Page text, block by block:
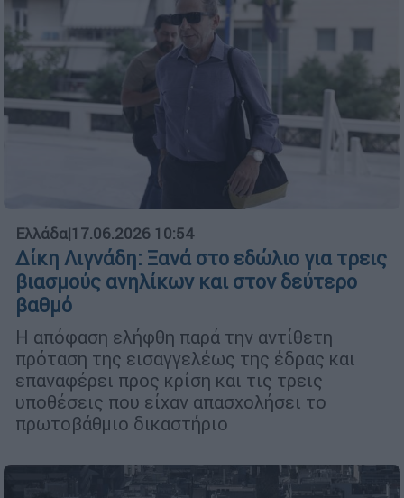
Ελλάδα|17.06.2026 10:54
Δίκη Λιγνάδη: Ξανά στο εδώλιο για τρεις
βιασμούς ανηλίκων και στον δεύτερο
βαθμό
Η απόφαση ελήφθη παρά την αντίθετη
πρόταση της εισαγγελέως της έδρας και
επαναφέρει προς κρίση και τις τρεις
υποθέσεις που είχαν απασχολήσει το
πρωτοβάθμιο δικαστήριο